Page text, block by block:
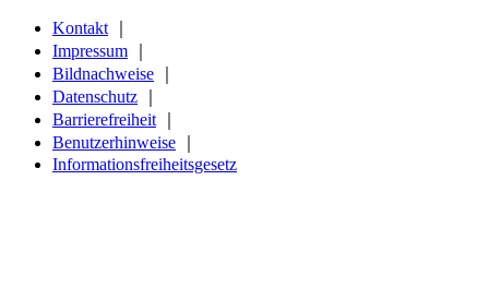
Kontakt
Impressum
Bildnachweise
Datenschutz
Barrierefreiheit
Benutzerhinweise
Informationsfreiheitsgesetz